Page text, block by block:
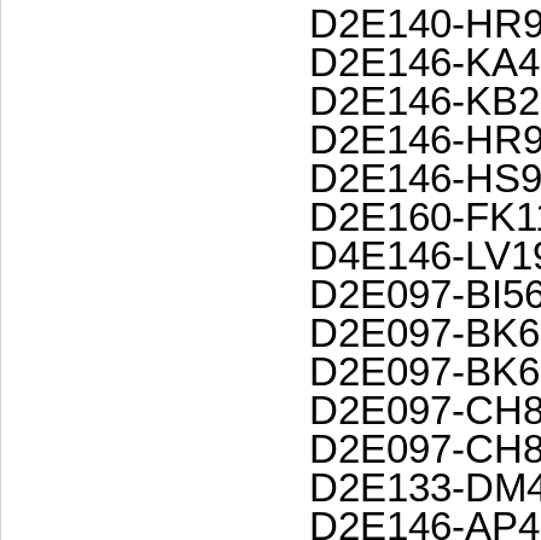
D2E140-
D2E146-
D2E146-
D2E146-
D2E146-
D2E160-
D4E146-
D2E097-
D2E097-
D2E097-
D2E097-
D2E097-
D2E133-
D2E146-